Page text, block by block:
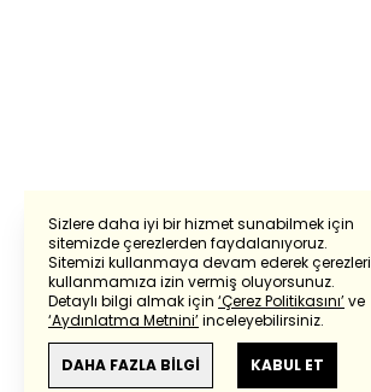
Sizlere daha iyi bir hizmet sunabilmek için
sitemizde çerezlerden faydalanıyoruz.
Sitemizi kullanmaya devam ederek çerezleri
kullanmamıza izin vermiş oluyorsunuz.
Detaylı bilgi almak için ‘Çerez Politikasını’ve
‘Aydınlatma Metnini’inceleyebilirsiniz.
DAHA FAZLA BİLGİ KABUL ET